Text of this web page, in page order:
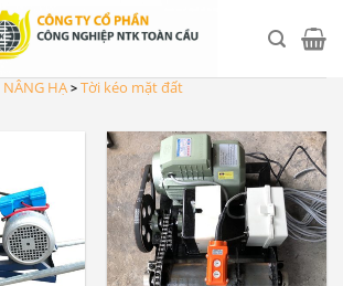
NÂNG HẠ > Tời kéo mặt đất